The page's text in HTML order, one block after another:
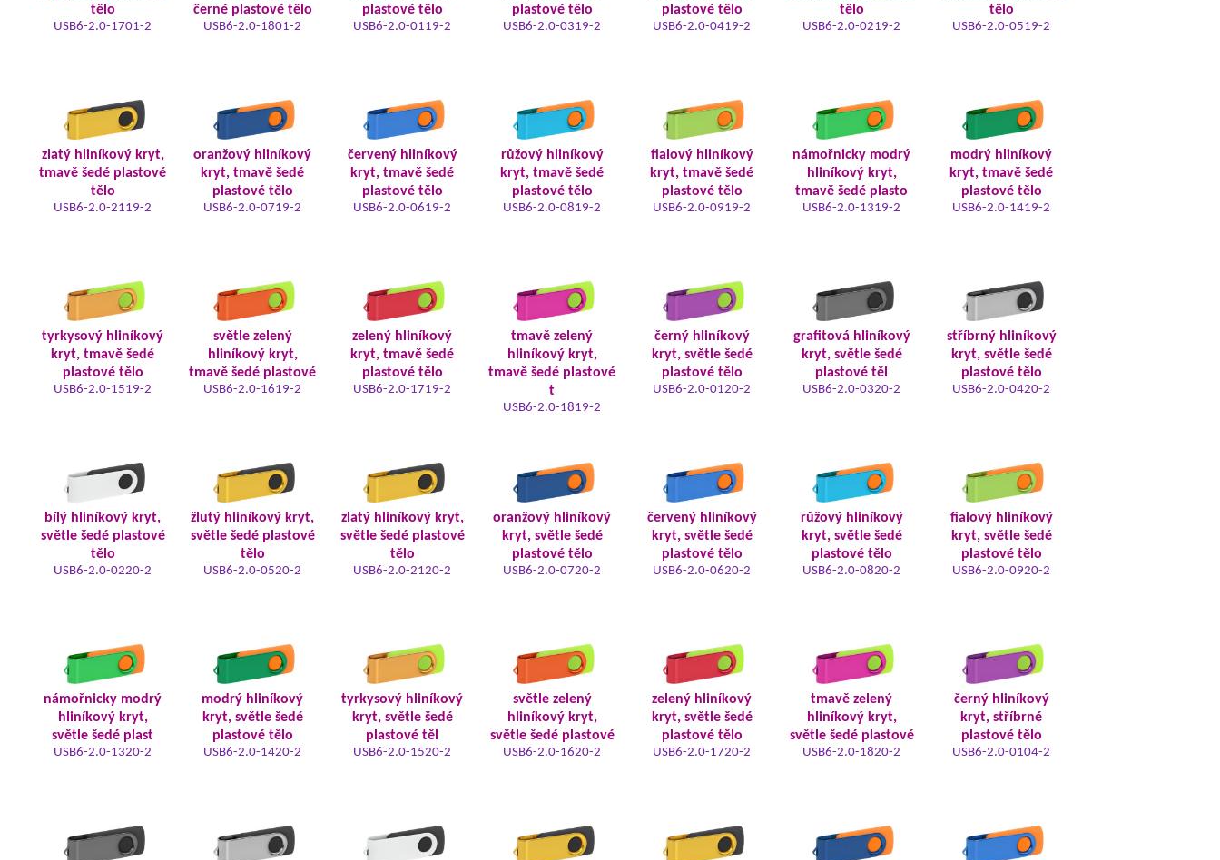
tělo
USB6-2.0-1701-2
černé plastové tělo
USB6-2.0-1801-2
plastové tělo
USB6-2.0-0119-2
plastové tělo
USB6-2.0-0319-2
plastové tělo
USB6-2.0-0419-2
tělo
USB6-2.0-0219-2
tělo
USB6-2.0-0519-2
zlatý hliníkový kryt,
tmavě šedé plastové
tělo
USB6-2.0-2119-2
oranžový hliníkový
kryt, tmavě šedé
plastové tělo
USB6-2.0-0719-2
červený hliníkový
kryt, tmavě šedé
plastové tělo
USB6-2.0-0619-2
růžový hliníkový
kryt, tmavě šedé
plastové tělo
USB6-2.0-0819-2
fialový hliníkový
kryt, tmavě šedé
plastové tělo
USB6-2.0-0919-2
námořnicky modrý
hliníkový kryt,
tmavě šedé plasto
USB6-2.0-1319-2
modrý hliníkový
kryt, tmavě šedé
plastové tělo
USB6-2.0-1419-2
tyrkysový hliníkový
kryt, tmavě šedé
plastové tělo
USB6-2.0-1519-2
světle zelený
hliníkový kryt,
tmavě šedé plastové
USB6-2.0-1619-2
zelený hliníkový
kryt, tmavě šedé
plastové tělo
USB6-2.0-1719-2
tmavě zelený
hliníkový kryt,
tmavě šedé plastové
t
USB6-2.0-1819-2
černý hliníkový
kryt, světle šedé
plastové tělo
USB6-2.0-0120-2
grafitová hliníkový
kryt, světle šedé
plastové těl
USB6-2.0-0320-2
stříbrný hliníkový
kryt, světle šedé
plastové tělo
USB6-2.0-0420-2
bílý hliníkový kryt,
světle šedé plastové
tělo
USB6-2.0-0220-2
žlutý hliníkový kryt,
světle šedé plastové
tělo
USB6-2.0-0520-2
zlatý hliníkový kryt,
světle šedé plastové
tělo
USB6-2.0-2120-2
oranžový hliníkový
kryt, světle šedé
plastové tělo
USB6-2.0-0720-2
červený hliníkový
kryt, světle šedé
plastové tělo
USB6-2.0-0620-2
růžový hliníkový
kryt, světle šedé
plastové tělo
USB6-2.0-0820-2
fialový hliníkový
kryt, světle šedé
plastové tělo
USB6-2.0-0920-2
námořnicky modrý
hliníkový kryt,
světle šedé plast
USB6-2.0-1320-2
modrý hliníkový
kryt, světle šedé
plastové tělo
USB6-2.0-1420-2
tyrkysový hliníkový
kryt, světle šedé
plastové těl
USB6-2.0-1520-2
světle zelený
hliníkový kryt,
světle šedé plastové
USB6-2.0-1620-2
zelený hliníkový
kryt, světle šedé
plastové tělo
USB6-2.0-1720-2
tmavě zelený
hliníkový kryt,
světle šedé plastové
USB6-2.0-1820-2
černý hliníkový
kryt, stříbrné
plastové tělo
USB6-2.0-0104-2